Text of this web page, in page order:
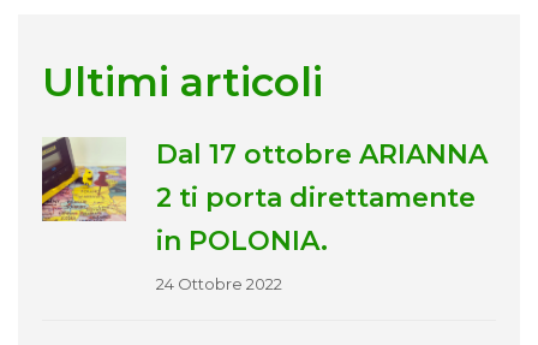
Ultimi articoli
Dal 17 ottobre ARIANNA
2 ti porta direttamente
in POLONIA.
24 Ottobre 2022